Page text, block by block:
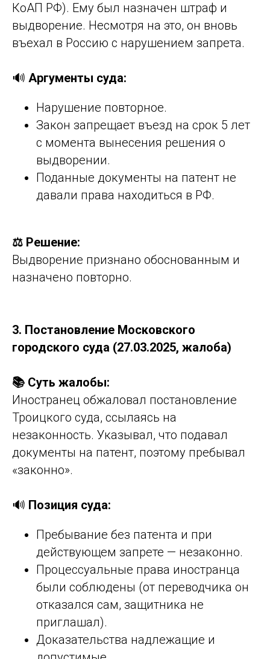
КоАП РФ). Ему был назначен штраф и
выдворение. Несмотря на это, он вновь
въехал в Россию с нарушением запрета.
🔊 Аргументы суда:
Нарушение повторное.
Закон запрещает въезд на срок 5 лет
с момента вынесения решения о
выдворении.
Поданные документы на патент не
давали права находиться в РФ.
⚖️ Решение:
Выдворение признано обоснованным и
назначено повторно.
3. Постановление Московского
городского суда (27.03.2025, жалоба)
📚 Суть жалобы:
Иностранец обжаловал постановление
Троицкого суда, ссылаясь на
незаконность. Указывал, что подавал
документы на патент, поэтому пребывал
«законно».
🔊 Позиция суда:
Пребывание без патента и при
действующем запрете — незаконно.
Процессуальные права иностранца
были соблюдены (от переводчика он
отказался сам, защитника не
приглашал).
Доказательства надлежащие и